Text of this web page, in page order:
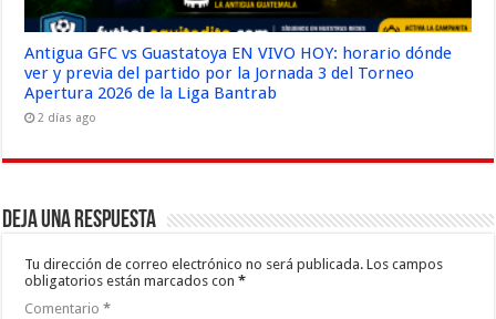
Antigua GFC vs Guastatoya EN VIVO HOY: horario dónde
ver y previa del partido por la Jornada 3 del Torneo
Apertura 2026 de la Liga Bantrab
2 días ago
Deja una respuesta
Tu dirección de correo electrónico no será publicada. Los campos
obligatorios están marcados con*
Comentario*